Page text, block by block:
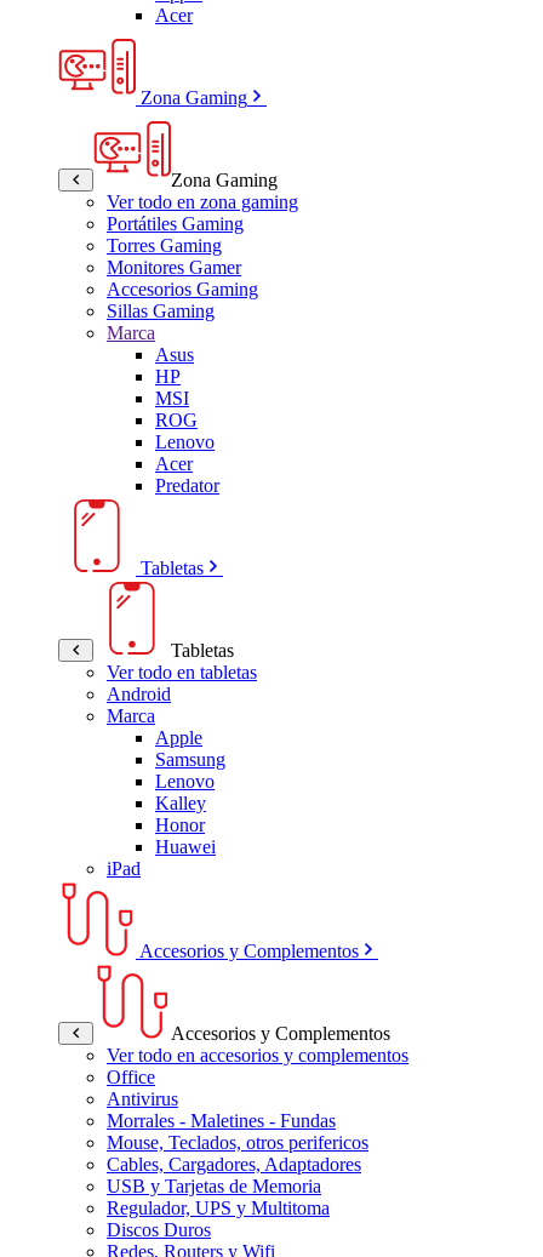
Acer
Zona Gaming
Zona Gaming
Ver todo en zona gaming
Portátiles Gaming
Torres Gaming
Monitores Gamer
Accesorios Gaming
Sillas Gaming
Marca
Asus
HP
MSI
ROG
Lenovo
Acer
Predator
Tabletas
Tabletas
Ver todo en tabletas
Android
Marca
Apple
Samsung
Lenovo
Kalley
Honor
Huawei
iPad
Accesorios y Complementos
Accesorios y Complementos
Ver todo en accesorios y complementos
Office
Antivirus
Morrales - Maletines - Fundas
Mouse, Teclados, otros perifericos
Cables, Cargadores, Adaptadores
USB y Tarjetas de Memoria
Regulador, UPS y Multitoma
Discos Duros
Redes, Routers y Wifi